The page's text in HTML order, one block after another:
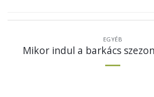
EGYÉB
Mikor indul a barkács